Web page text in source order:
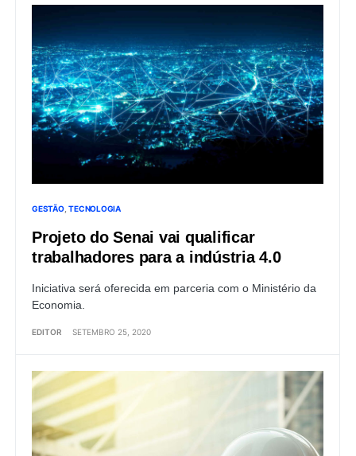
GESTÃO TECNOLOGIA
Projeto do Senai vai qualificar
trabalhadores para a indústria 4.0
Iniciativa será oferecida em parceria com o Ministério da
Economia.
EDITOR SETEMBRO 25, 2020